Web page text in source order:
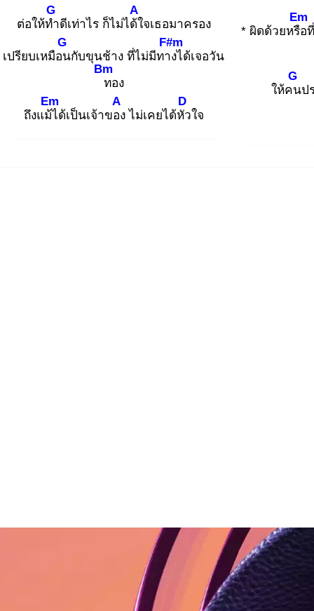
ต่อให้ทำ
G
ดีเท่าไร ก็ไม่ได้ใ
A
จเธอมาครอง
เปรียบเหมือน
G
กับขุนช้าง ที่ไม่มีทาง
F#m
ได้เจอวัน
ท
Bm
อง
ถึงแม้ไ
Em
ด้เป็นเจ้าของ
A
ไม่เคยได้หัว
D
ใจ
* ผิดด้วยหรือ
Em
ให้คน
G
ป